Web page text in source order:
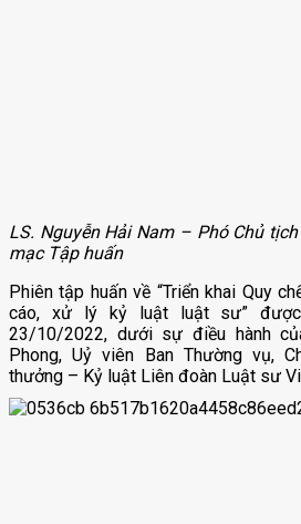
LS. Nguyễn Hải Nam – Phó Chủ
mạc Tập huấn
Phiên tập huấn về “Triển khai Quy
cáo, xử lý kỷ luật luật sư”
23/10/2022, dưới sự điều hành
Phong, Uỷ viên Ban Thường vụ,
thưởng – Kỷ luật Liên đoàn Luật sư